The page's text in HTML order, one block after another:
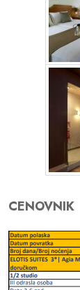
CENOVNIK